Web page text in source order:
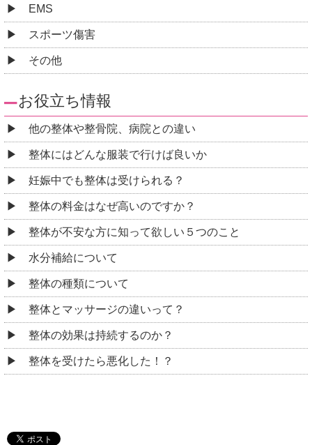
EMS
スポーツ傷害
その他
お役立ち情報
他の整体や整骨院、病院との違い
整体にはどんな服装で行けば良いか
妊娠中でも整体は受けられる？
整体の料金はなぜ高いのですか？
整体が不安な方に知って欲しい５つのこと
水分補給について
整体の種類について
整体とマッサージの違いって？
整体の効果は持続するのか？
整体を受けたら悪化した！？